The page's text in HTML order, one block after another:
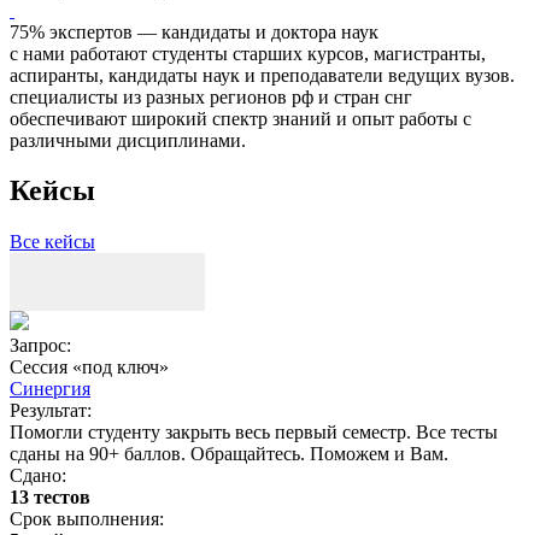
75% экспертов — кандидаты и доктора наук
с нами работают студенты старших курсов, магистранты,
аспиранты, кандидаты наук и преподаватели ведущих вузов.
специалисты из разных регионов рф и стран снг
обеспечивают широкий спектр знаний и опыт работы с
различными дисциплинами.
Кейсы
Все кейсы
Запрос:
Сессия «под ключ»
Синергия
Результат:
Помогли студенту закрыть весь первый семестр. Все тесты
сданы на 90+ баллов. Обращайтесь. Поможем и Вам.
Сдано:
13 тестов
Срок выполнения: